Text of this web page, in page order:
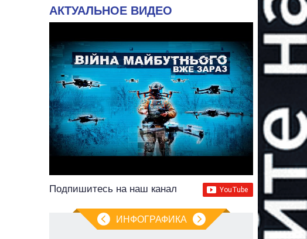
АКТУАЛЬНОЕ ВИДЕО
Подпишитесь на наш канал
ИНФОГРАФИКА